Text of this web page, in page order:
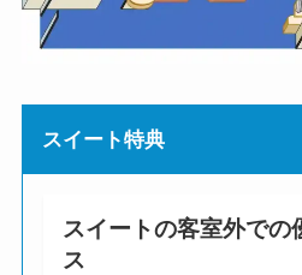
スイート特典
スイートの客室外での
ス